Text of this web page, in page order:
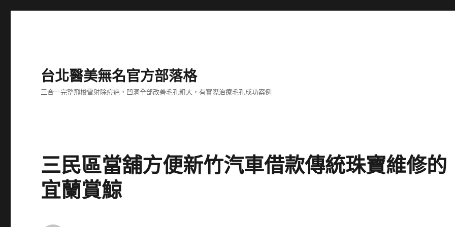
台北醫美無名官方部落格
三合一完整飛梭雷射除痘疤，凹洞全部改善毛孔粗大，有實際治療毛孔成功案例
三民區當舖方便新竹汽車借款傳統珠寶維修的
宜蘭賞鯨